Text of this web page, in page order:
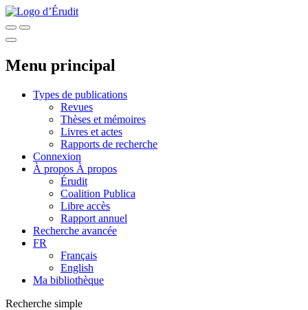
Menu principal
Types de publications
Revues
Thèses et mémoires
Livres et actes
Rapports de recherche
Connexion
À propos À propos
Érudit
Coalition Publica
Libre accès
Rapport annuel
Recherche avancée
FR
Français
English
Ma bibliothèque
Recherche simple